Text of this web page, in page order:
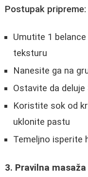
Postupak pripreme:
Umutite 1
teksturu
Nanesite ga na
Ostavite da deluje
Koristite sok od
uklonite pastu
Temeljno isperite
3. Pravilna masaža